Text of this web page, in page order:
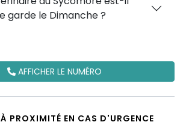
garde le Dimanche ?
AFFICHER LE NUMÉRO
PROXIMITÉ EN CAS D'URGENCE